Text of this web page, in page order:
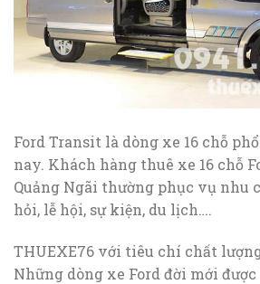
Ford Transit là dòng xe 16 chỗ
nay. Khách hàng thuê xe 16 chỗ
Quảng Ngãi thường phục vụ nhu
hỏi, lễ hội, sự kiện, du lịch….
THUEXE76 với tiêu chí chất
Những dòng xe Ford đời mới